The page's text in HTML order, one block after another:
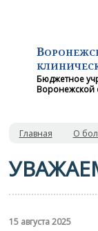
В
Бюджетное
Воронежской
Главная О
15 августа 2025